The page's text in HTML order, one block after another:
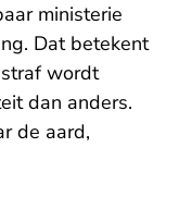
ministerie
Dat betekent
wordt
dan anders.
de aard,